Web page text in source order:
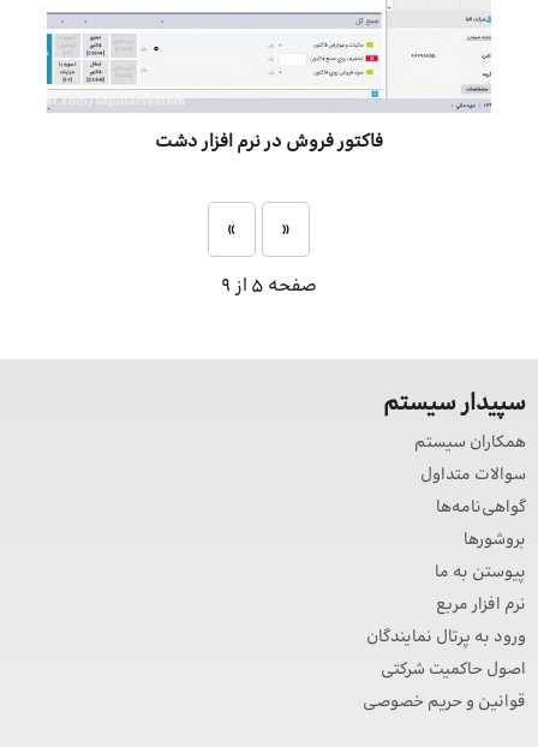
فاکتور فروش در نرم افزار دشت
«
»
صفحه 5 از 9
سپیدار سیستم
همکاران سیستم
سوالات متداول
گواهی‌نامه‌ها
بروشورها
پیوستن به ما
نرم افزار مربع
ورود به پرتال نمایندگان
اصول حاکمیت شرکتی
قوانین و حریم خصوصی